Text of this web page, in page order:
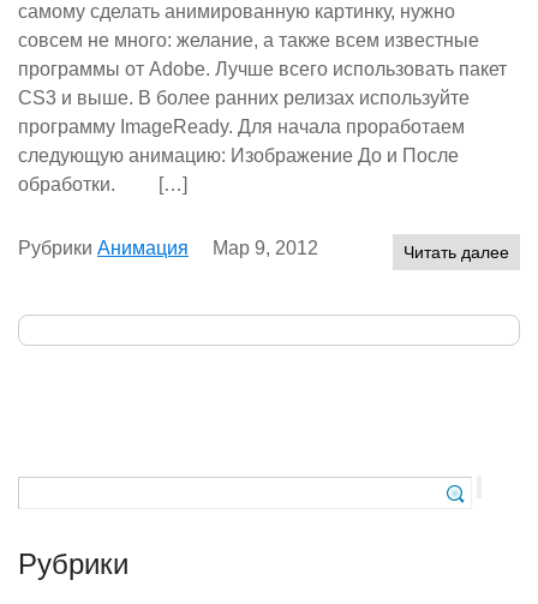
Рубрики
самому сделать анимированную картинку, нужно
совсем не много: желание, а также всем известные
программы от Adobe. Лучше всего использовать пакет
CS3 и выше. В более ранних релизах используйте
программу ImageReady. Для начала проработаем
следующую анимацию: Изображение До и После
обработки. […]
Рубрики Анимация Мар 9, 2012 Читать далее